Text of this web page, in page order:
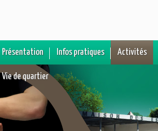
Présentation Infos pratiques Activités
Vie de quartier